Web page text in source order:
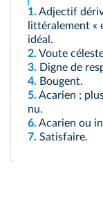
1. Adjectif
littéralement «
idéal.
2. Voute
3. Digne de
4. Bougent.
5. Acarien ;
nu.
6. Acarien ou
7. Satisfaire.